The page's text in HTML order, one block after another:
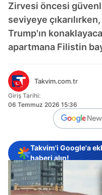
Zirvesi öncesi
seviyeye
Trump'ın
apartmana Filistin
Takvim.com.tr
Giriş Tarihi:
06 Temmuz 2026 15:36
Takvim'i Google'a
haberi alın!